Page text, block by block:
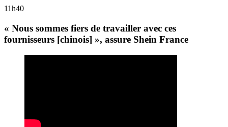
11h40
« Nous sommes fiers de travailler avec ces
fournisseurs [chinois] », assure Shein France